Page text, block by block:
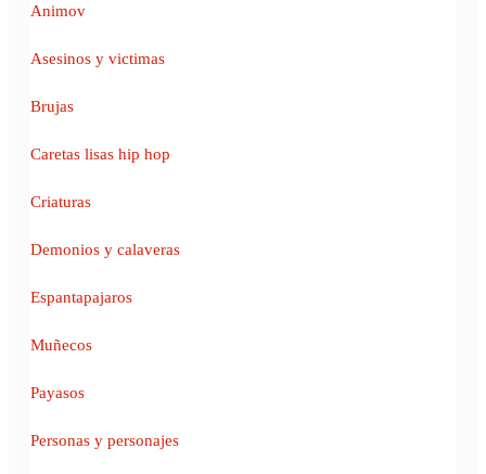
Animov
Asesinos y victimas
Brujas
Caretas lisas hip hop
Criaturas
Demonios y calaveras
Espantapajaros
Muñecos
Payasos
Personas y personajes